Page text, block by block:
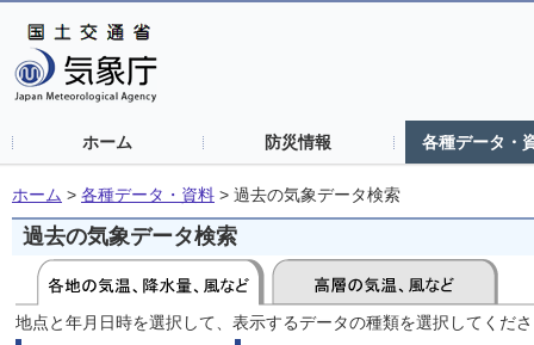
ホーム 防災情報 各種データ・
ホーム > 各種データ・資料 > 過去の気象データ検索
過去の気象データ検索
地点と年月日時を選択して、表示するデータの種類を選択してくだ